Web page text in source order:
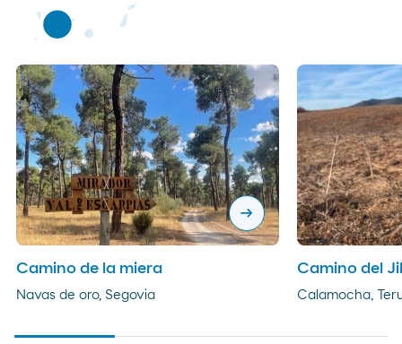
arrow_right_alt
Camino de la miera
Navas de oro, Segovia
Camino del
Calamocha,